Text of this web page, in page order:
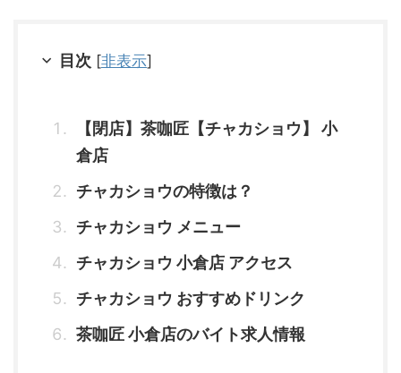
目次 [非表示]
【閉店】茶咖匠【チャカショウ】 小
倉店
チャカショウの特徴は？
チャカショウ メニュー
チャカショウ 小倉店 アクセス
チャカショウ おすすめドリンク
茶咖匠 小倉店のバイト求人情報